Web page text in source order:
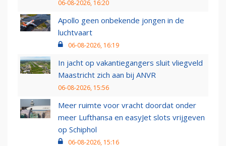
06-08-2026, 16:20
Apollo geen onbekende jongen in de
luchtvaart
06-08-2026, 16:19
In jacht op vakantiegangers sluit vliegveld
Maastricht zich aan bij ANVR
06-08-2026, 15:56
Meer ruimte voor vracht doordat onder
meer Lufthansa en easyJet slots vrijgeven
op Schiphol
06-08-2026, 15:16